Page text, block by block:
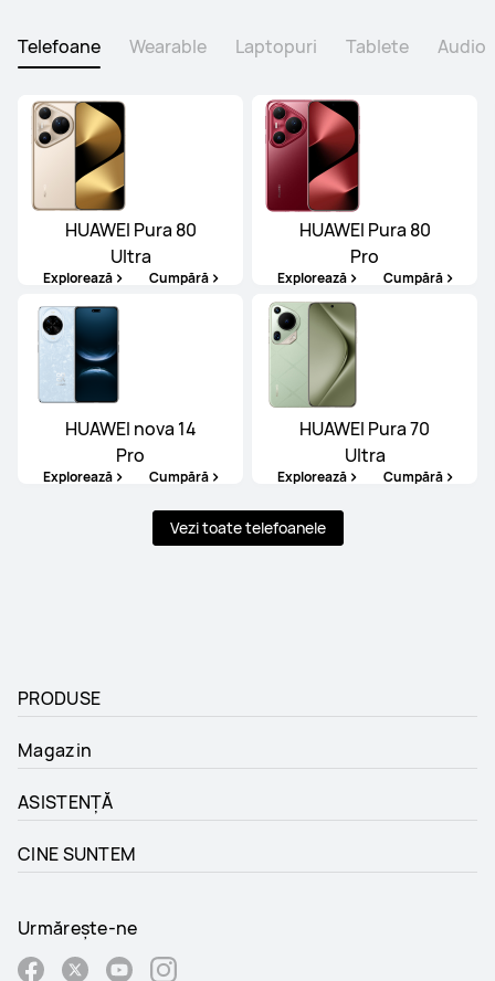
Telefoane Wearable Laptopuri Tablete Audio
HUAWEI Pura 80
Ultra
Explorează Cumpără
HUAWEI Pura 80
Pro
Explorează Cumpără
HUAWEI nova 14
Pro
Explorează Cumpără
HUAWEI Pura 70
Ultra
Explorează Cumpără
Vezi toate telefoanele
PRODUSE
Magazin
ASISTENȚĂ
CINE SUNTEM
Urmărește-ne